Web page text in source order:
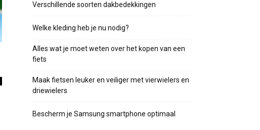
Verschillende soorten dakbedekkingen
Welke kleding heb je nu nodig?
Alles wat je moet weten over het kopen van een
fiets
Maak fietsen leuker en veiliger met vierwielers en
driewielers
Bescherm je Samsung smartphone optimaal